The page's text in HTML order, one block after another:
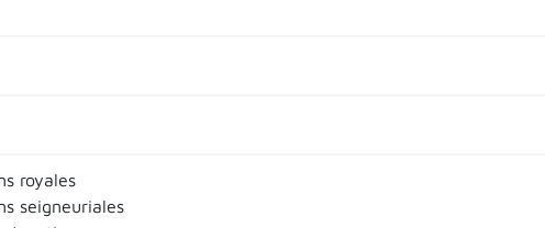
royales
seigneuriales